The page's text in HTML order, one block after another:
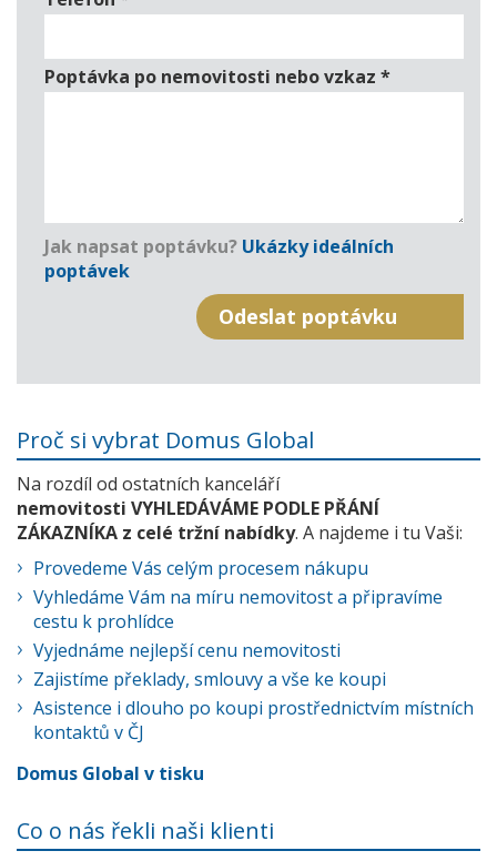
Poptávka po nemovitosti nebo vzkaz *
Jak napsat poptávku? Ukázky ideálních
poptávek
Proč si vybrat Domus Global
Na rozdíl od ostatních kanceláří
nemovitosti VYHLEDÁVÁME PODLE PŘÁNÍ
ZÁKAZNÍKA z celé tržní nabídky. A najdeme i tu Vaši:
Provedeme Vás celým procesem nákupu
Vyhledáme Vám na míru nemovitost a připravíme
cestu k prohlídce
Vyjednáme nejlepší cenu nemovitosti
Zajistíme překlady, smlouvy a vše ke koupi
Asistence i dlouho po koupi prostřednictvím místních
kontaktů v ČJ
Domus Global v tisku
Co o nás řekli naši klienti